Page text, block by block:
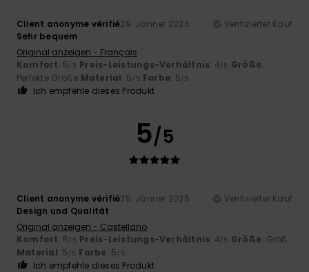
Client anonyme vérifié29. Jänner 2026
Verifizierter Kauf
Sehr bequem
Original anzeigen - Français
Komfort: 5/5 Preis-Leistungs-Verhältnis: 4/5 Größe:
Perfekte Größe Material: 5/5 Farbe: 5/5
Ich empfehle dieses Produkt
5/5
Client anonyme vérifié25. Jänner 2026
Verifizierter Kauf
Design und Qualität
Original anzeigen - Castellano
Komfort: 5/5 Preis-Leistungs-Verhältnis: 4/5 Größe: Groß
Material: 5 /5 Farbe: 5/5
Ich empfehle dieses Produkt